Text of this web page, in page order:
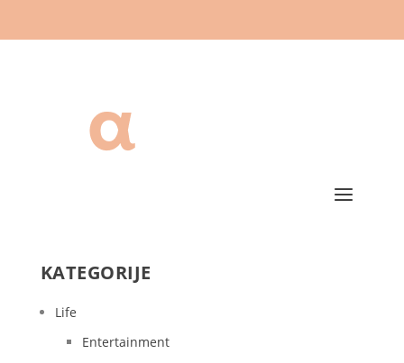
KATEGORIJE
Life
Entertainment